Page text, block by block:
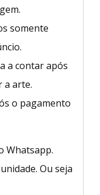
somente
a contar após
a arte.
o pagamento
Whatsapp.
Ou seja